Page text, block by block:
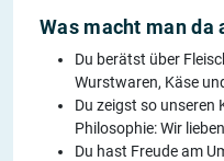
Was macht man da
Du berätst über
Wurstwaren, Käse
Du zeigst so unseren
Philosophie: Wir
Du hast Freude am